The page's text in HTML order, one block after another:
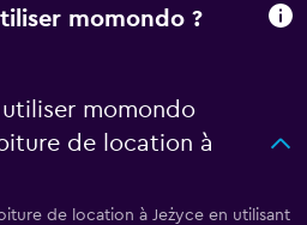
momondo ?
momondo
de location à
de location à Jeżyce en utilisant